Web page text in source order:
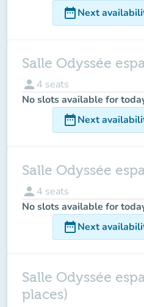
date_rangeNext
Salle Odyssée
person 4 seats
No slots available for
date_rangeNext
Salle Odyssée
person 4 seats
No slots available for
date_rangeNext
Salle Odyssée
places)